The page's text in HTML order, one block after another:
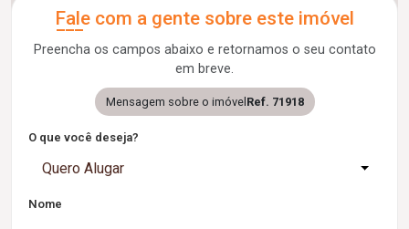
Fale com a gente sobre este imóvel
Preencha os campos abaixo e retornamos o seu contato
em breve.
Mensagem sobre o imóvel Ref. 71918
O que você deseja?
Quero Alugar
Nome